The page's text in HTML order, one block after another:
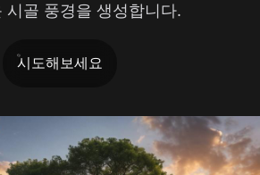
시골 풍경을 생성합니다.
시도해보세요